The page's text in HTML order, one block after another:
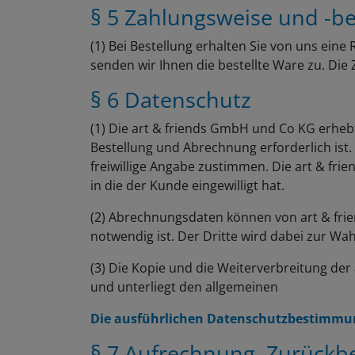
§ 5 Zahlungsweise und -
(1) Bei Bestellung erhalten Sie von uns
senden wir Ihnen die bestellte Ware zu.
§ 6 Datenschutz
(1) Die art & friends GmbH und Co KG
Bestellung und Abrechnung erforderlich
freiwillige Angabe zustimmen. Die art &
in die der Kunde eingewilligt hat.
(2) Abrechnungsdaten können von art &
notwendig ist. Der Dritte wird dabei zur
(3) Die Kopie und die Weiterverbreitung
und unterliegt den allgemeinen
Die ausführlichen
§ 7 Aufrechnung,